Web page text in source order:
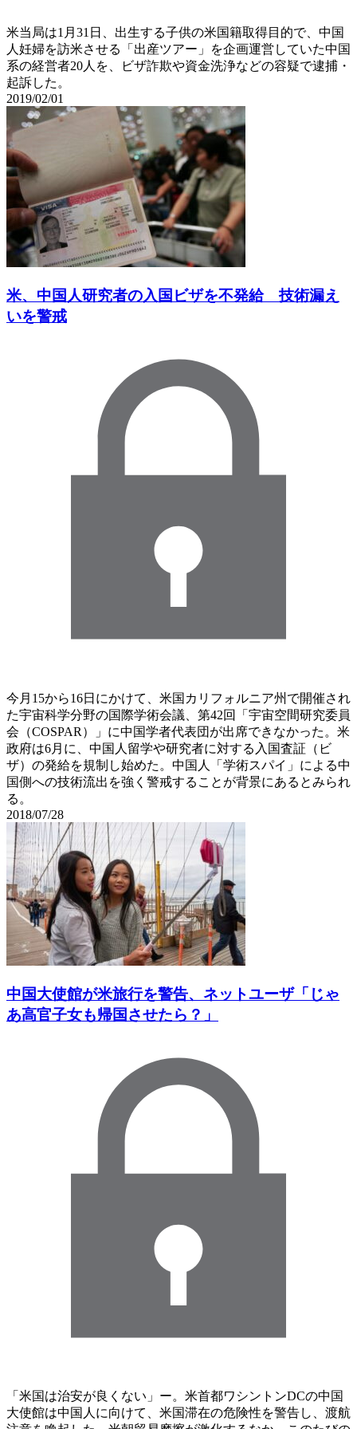
米当局は1月31日、出生する子供の米国籍取得目的で、中国
人妊婦を訪米させる「出産ツアー」を企画運営していた中国
系の経営者20人を、ビザ詐欺や資金洗浄などの容疑で逮捕・
起訴した。
2019/02/01
米、中国人研究者の入国ビザを不発給 技術漏え
いを警戒
今月15から16日にかけて、米国カリフォルニア州で開催され
た宇宙科学分野の国際学術会議、第42回「宇宙空間研究委員
会（COSPAR）」に中国学者代表団が出席できなかった。米
政府は6月に、中国人留学や研究者に対する入国査証（ビ
ザ）の発給を規制し始めた。中国人「学術スパイ」による中
国側への技術流出を強く警戒することが背景にあるとみられ
る。
2018/07/28
中国大使館が米旅行を警告、ネットユーザ「じゃ
あ高官子女も帰国させたら？」
「米国は治安が良くない」ー。米首都ワシントンDCの中国
大使館は中国人に向けて、米国滞在の危険性を警告し、渡航